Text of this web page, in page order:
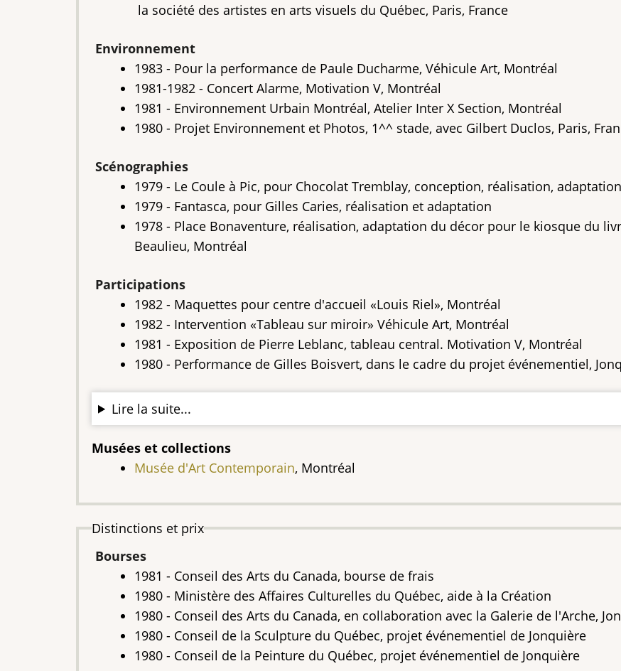
la société des artistes en arts visuels du Québec, Paris, France
Environnement
1983 - Pour la performance de Paule Ducharme, Véhicule Art, Montréal
1981-1982 - Concert Alarme, Motivation V, Montréal
1981 - Environnement Urbain Montréal, Atelier Inter X Section, Montréal
1980 - Projet Environnement et Photos, 1^^ stade, avec Gilbert Duclos, Paris,
Scénographies
1979 - Le Coule à Pic, pour Chocolat Tremblay, conception, réalisation,
1979 - Fantasca, pour Gilles Caries, réalisation et adaptation
1978 - Place Bonaventure, réalisation, adaptation du décor pour le kiosque du
Beaulieu, Montréal
Participations
1982 - Maquettes pour centre d'accueil «Louis Riel», Montréal
1982 - Intervention «Tableau sur miroir» Véhicule Art, Montréal
1981 - Exposition de Pierre Leblanc, tableau central. Motivation V, Montréal
1980 - Performance de Gilles Boisvert, dans le cadre du projet événementiel,
Lire la suite...
Musées et collections
Musée d'Art Contemporain, Montréal
Distinctions et prix
Bourses
1981 - Conseil des Arts du Canada, bourse de frais
1980 - Ministère des Affaires Culturelles du Québec, aide à la Création
1980 - Conseil des Arts du Canada, en collaboration avec la Galerie de l'Arche,
1980 - Conseil de la Sculpture du Québec, projet événementiel de Jonquière
1980 - Conseil de la Peinture du Québec, projet événementiel de Jonquière